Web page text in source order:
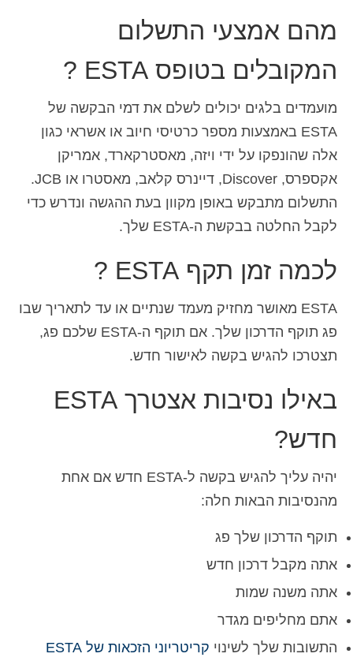
מהם אמצעי התשלום
המקובלים בטופס ESTA ?
מועמדים בלגים יכולים לשלם את דמי הבקשה של
ESTA באמצעות מספר כרטיסי חיוב או אשראי כגון
אלה שהונפקו על ידי ויזה, מאסטרקארד, אמריקן
אקספרס, Discover, דיינרס קלאב, מאסטרו או JCB.
התשלום מתבקש באופן מקוון בעת ההגשה ונדרש כדי
לקבל החלטה בבקשת ה-ESTA שלך.
לכמה זמן תקף ESTA ?
ESTA מאושר מחזיק מעמד שנתיים או עד לתאריך שבו
פג תוקף הדרכון שלך. אם תוקף ה-ESTA שלכם פג,
תצטרכו להגיש בקשה לאישור חדש.
באילו נסיבות אצטרך ESTA
חדש?
יהיה עליך להגיש בקשה ל-ESTA חדש אם אחת
מהנסיבות הבאות חלה:
תוקף הדרכון שלך פג
אתה מקבל דרכון חדש
אתה משנה שמות
אתם מחליפים מגדר
התשובות שלך לשינוי קריטריוני הזכאות של ESTA